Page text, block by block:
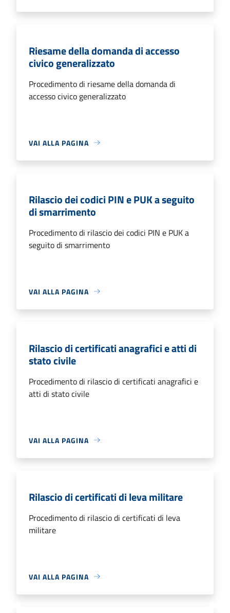
Riesame della domanda di accesso
civico generalizzato
Procedimento di riesame della domanda di
accesso civico generalizzato
VAI ALLA PAGINA
Rilascio dei codici PIN e PUK a seguito
di smarrimento
Procedimento di rilascio dei codici PIN e PUK a
seguito di smarrimento
VAI ALLA PAGINA
Rilascio di certificati anagrafici e atti di
stato civile
Procedimento di rilascio di certificati anagrafici e
atti di stato civile
VAI ALLA PAGINA
Rilascio di certificati di leva militare
Procedimento di rilascio di certificati di leva
militare
VAI ALLA PAGINA